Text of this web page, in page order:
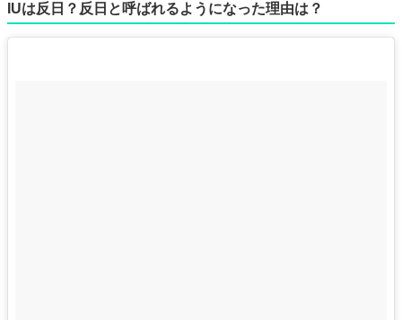
IUは反日？反日と呼ばれるようになった理由は？